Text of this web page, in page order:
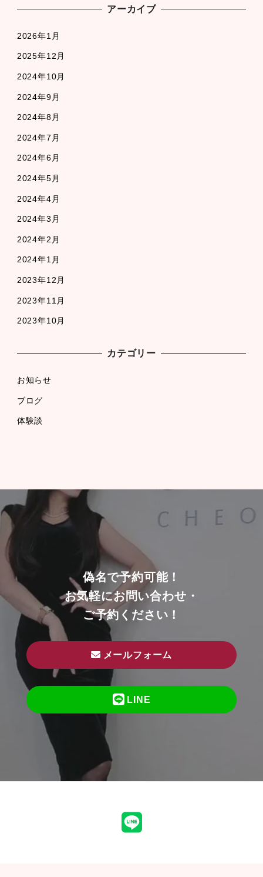
アーカイブ
2026年1月
2025年12月
2024年10月
2024年9月
2024年8月
2024年7月
2024年6月
2024年5月
2024年4月
2024年3月
2024年2月
2024年1月
2023年12月
2023年11月
2023年10月
カテゴリー
お知らせ
ブログ
体験談
偽名で予約可能！
お気軽にお問い合わせ・
ご予約ください！
メールフォーム
LINE
LINE